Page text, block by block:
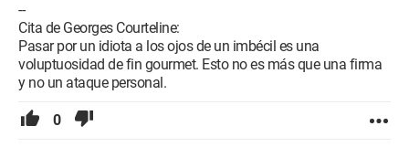
--
Cita de Georges Courteline:
Pasar por un idiota a los ojos de un imbécil es una
voluptuosidad de fin gourmet. Esto no es más que una firma
y no un ataque personal.
0